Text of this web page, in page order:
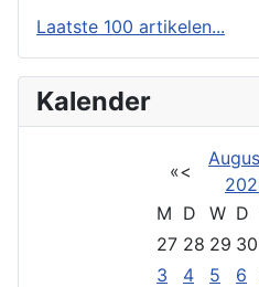
Laatste 100 artikelen...
Kalender
«<
M D W D
27 28 29 30
3
4 5 6